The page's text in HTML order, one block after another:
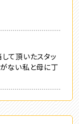
て頂いたスタッ
ない私と母に丁